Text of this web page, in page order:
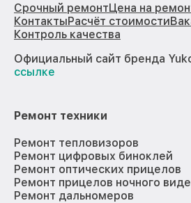
Срочный ремонтЦена на
КонтактыРасчёт стоимости
Контроль качества
Официальный сайт бренда
ссылке
Ремонт техники
Ремонт тепловизоров
Ремонт цифровых биноклей
Ремонт оптических прицелов
Ремонт прицелов ночного
Ремонт дальномеров